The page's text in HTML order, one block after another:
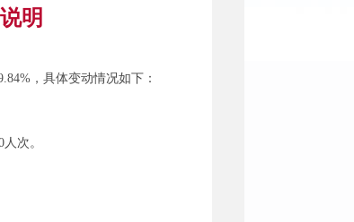
明
，具体变动情况如下：
次。